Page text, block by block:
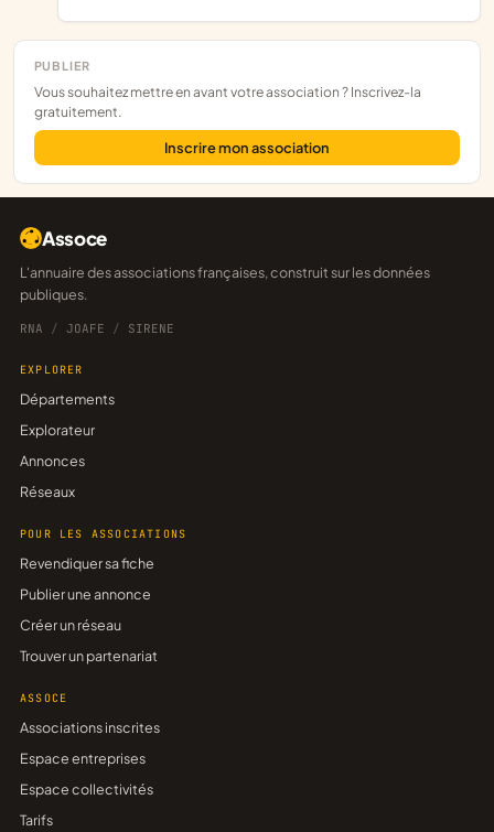
PUBLIER
Vous souhaitez mettre en avant votre association ? Inscrivez-la
gratuitement.
Inscrire mon association
Assoce
L'annuaire des associations françaises, construit sur les données
publiques.
RNA / JOAFE / SIRENE
EXPLORER
Départements
Explorateur
Annonces
Réseaux
POUR LES ASSOCIATIONS
Revendiquer sa fiche
Publier une annonce
Créer un réseau
Trouver un partenariat
ASSOCE
Associations inscrites
Espace entreprises
Espace collectivités
Tarifs